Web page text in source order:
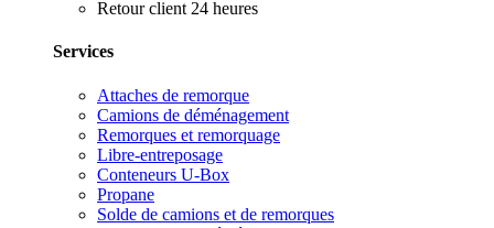
Retour client 24 heures
Services
Attaches de remorque
Camions de déménagement
Remorques et remorquage
Libre-entreposage
Conteneurs U-Box
Propane
Solde de camions et de remorques